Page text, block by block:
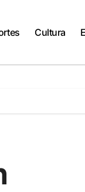
Cultura